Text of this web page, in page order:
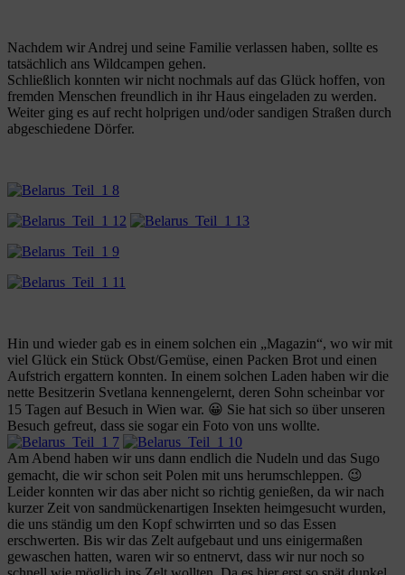
Nachdem wir Andrej und seine Familie verlassen haben, sollte es
tatsächlich ans Wildcampen gehen.
Schließlich konnten wir nicht nochmals auf das Glück hoffen, von
fremden Menschen freundlich in ihr Haus eingeladen zu werden.
Weiter ging es auf recht holprigen und/oder sandigen Straßen durch
abgeschiedene Dörfer.
Hin und wieder gab es in einem solchen ein „Magazin“, wo wir mit
viel Glück ein Stück Obst/Gemüse, einen Packen Brot und einen
Aufstrich ergattern konnten. In einem solchen Laden haben wir die
nette Besitzerin Svetlana kennengelernt, deren Sohn scheinbar vor
15 Tagen auf Besuch in Wien war. 😀 Sie hat sich so über unseren
Besuch gefreut, dass sie sogar ein Foto von uns wollte.
Am Abend haben wir uns dann endlich die Nudeln und das Sugo
gemacht, die wir schon seit Polen mit uns herumschleppen. 😉
Leider konnten wir das aber nicht so richtig genießen, da wir nach
kurzer Zeit von sandmückenartigen Insekten heimgesucht wurden,
die uns ständig um den Kopf schwirrten und so das Essen
erschwerten. Bis wir das Zelt aufgebaut und uns einigermaßen
gewaschen hatten, waren wir so entnervt, dass wir nur noch so